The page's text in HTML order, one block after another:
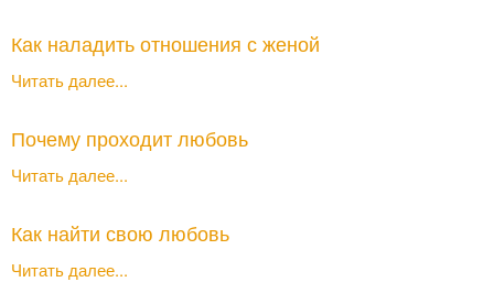
Как наладить отношения с женой
Читать далее...
Почему проходит любовь
Читать далее...
Как найти свою любовь
Читать далее...